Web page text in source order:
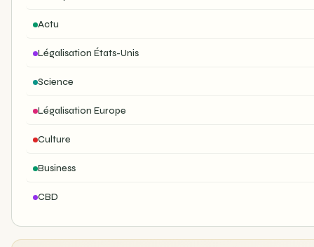
Actu
Légalisation États-Unis
Science
Légalisation Europe
Culture
Business
CBD